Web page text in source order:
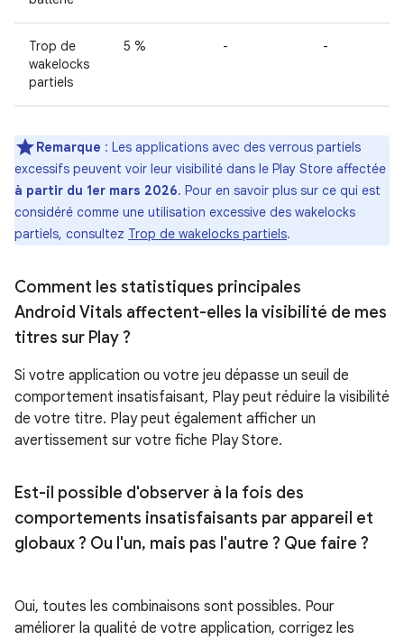
Trop de
wakelocks
partiels
5 % - -
Remarque : Les applications avec des verrous partiels
excessifs peuvent voir leur visibilité dans le Play Store affectée
à partir du 1er mars 2026. Pour en savoir plus sur ce qui est
considéré comme une utilisation excessive des wakelocks
partiels, consultez Trop de wakelocks partiels.
Comment les statistiques principales
Android Vitals affectent-elles la visibilité de mes
titres sur Play ?
Si votre application ou votre jeu dépasse un seuil de
comportement insatisfaisant, Play peut réduire la visibilité
de votre titre. Play peut également afficher un
avertissement sur votre fiche Play Store.
Est-il possible d'observer à la fois des
comportements insatisfaisants par appareil et
globaux ? Ou l'un, mais pas l'autre ? Que faire ?
Oui, toutes les combinaisons sont possibles. Pour
améliorer la qualité de votre application, corrigez les